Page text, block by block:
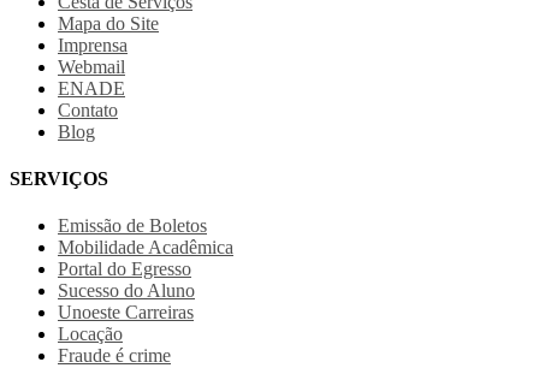
Mapa do Site
Imprensa
Webmail
ENADE
Contato
Blog
SERVIÇOS
Emissão de Boletos
Mobilidade Acadêmica
Portal do Egresso
Sucesso do Aluno
Unoeste Carreiras
Locação
Fraude é crime